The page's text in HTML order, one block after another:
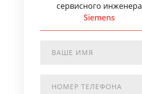
сервисного инженера
Siemens